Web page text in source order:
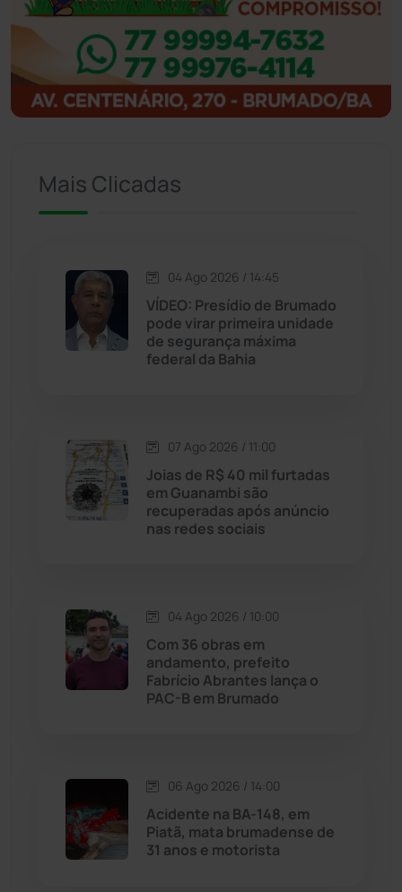
Ibitiara (32)
Igaporã
Ituaçu (256)
Jacaraci
Jussiape (98)
Justiça
Licínio de Almeida
Livramento de Nossa... (1338)
Malhada
Malhada de Pedras
Mortugaba
Mundo
Mais Clicadas
04 Ago 2026 / 14:45
VÍDEO: Presídio de Brumado
pode virar primeira unidade
de segurança máxima
federal da Bahia
07 Ago 2026 / 11:00
Joias de R$ 40 mil furtadas
em Guanambi são
recuperadas após anúncio
nas redes sociais
04 Ago 2026 / 10:00
Com 36 obras em
andamento, prefeito
Fabrício Abrantes lança o
PAC-B em Brumado
06 Ago 2026 / 14:00
Acidente na BA-148, em
Piatã, mata brumadense de
31 anos e motorista